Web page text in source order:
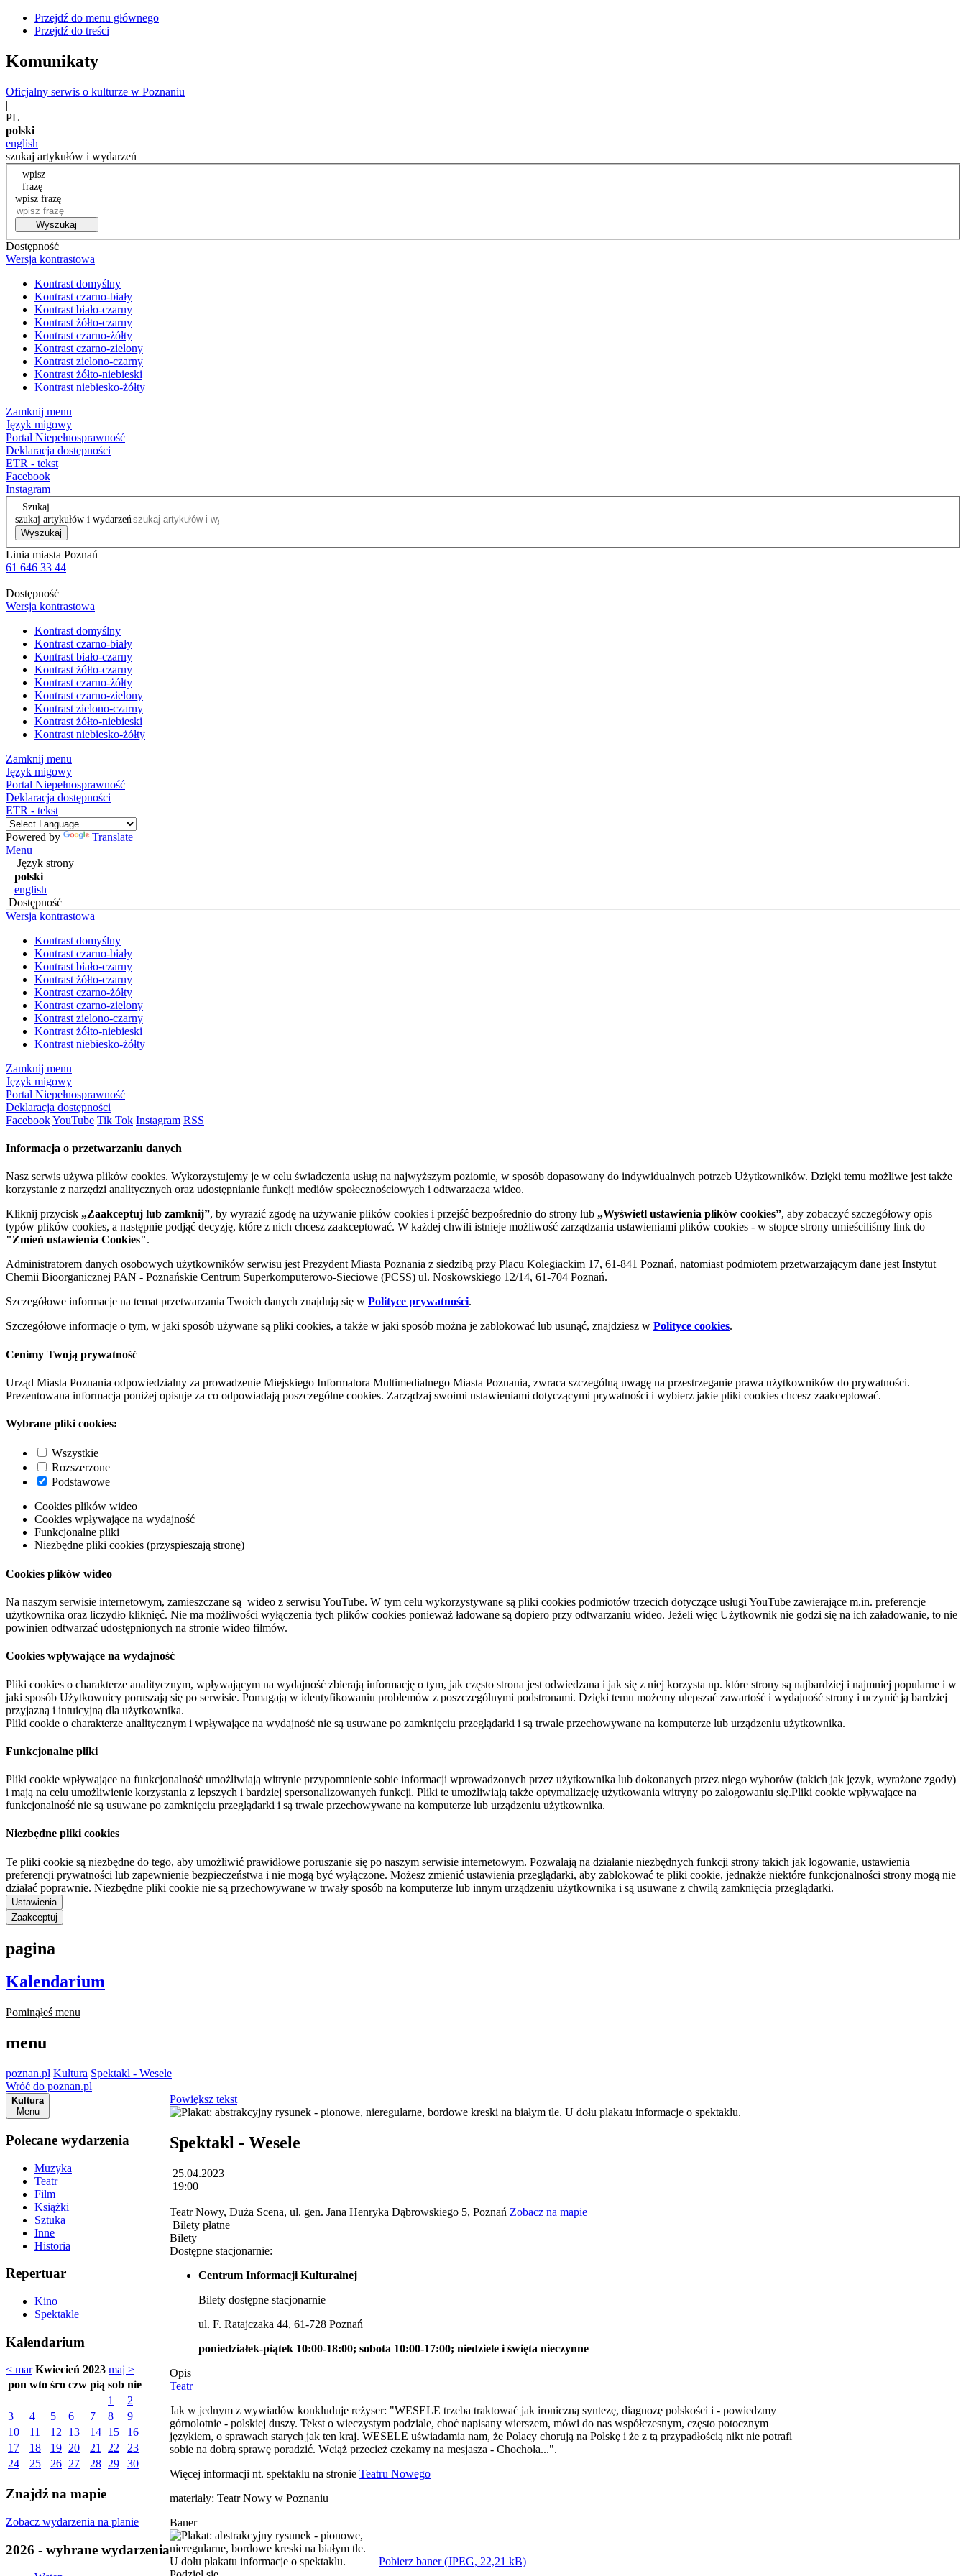
Przejdź do menu głównego
Przejdź do treści
Komunikaty
Oficjalny serwis o kulturze w Poznaniu
|
PL
polski
english
szukaj artykułów i wydarzeń
wpisz
frazę
wpisz frazę
Wyszukaj
Dostępność
Wersja kontrastowa
Kontrast domyślny
Kontrast czarno-biały
Kontrast biało-czarny
Kontrast żółto-czarny
Kontrast czarno-żółty
Kontrast czarno-zielony
Kontrast zielono-czarny
Kontrast żółto-niebieski
Kontrast niebiesko-żółty
Zamknij menu
Język migowy
Portal Niepełnosprawność
Deklaracja dostępności
ETR - tekst
Facebook
Instagram
Szukaj
szukaj artykułów i wydarzeń
Wyszukaj
Linia miasta Poznań
61 646 33 44
Dostępność
Wersja kontrastowa
Kontrast domyślny
Kontrast czarno-biały
Kontrast biało-czarny
Kontrast żółto-czarny
Kontrast czarno-żółty
Kontrast czarno-zielony
Kontrast zielono-czarny
Kontrast żółto-niebieski
Kontrast niebiesko-żółty
Zamknij menu
Język migowy
Portal Niepełnosprawność
Deklaracja dostępności
ETR - tekst
Powered by
Translate
Menu
Język strony
polski
english
Dostępność
Wersja kontrastowa
Kontrast domyślny
Kontrast czarno-biały
Kontrast biało-czarny
Kontrast żółto-czarny
Kontrast czarno-żółty
Kontrast czarno-zielony
Kontrast zielono-czarny
Kontrast żółto-niebieski
Kontrast niebiesko-żółty
Zamknij menu
Język migowy
Portal Niepełnosprawność
Deklaracja dostępności
FacebookYouTube Tik Tok Instagram RSS
Informacja o przetwarzaniu danych
Nasz serwis używa plików cookies. Wykorzystujemy je w celu świadczenia usług na najwyższym poziomie, w sposób dopasowany do indywidualnych potrzeb Użytkowników. Dzięki temu możliwe jest także
korzystanie z narzędzi analitycznych oraz udostępnianie funkcji mediów społecznościowych i odtwarzacza wideo.
Kliknij przycisk „Zaakceptuj lub zamknij”, by wyrazić zgodę na używanie plików cookies i przejść bezpośrednio do strony lub „Wyświetl ustawienia plików cookies”, aby zobaczyć szczegółowy opis
typów plików cookies, a następnie podjąć decyzję, które z nich chcesz zaakceptować. W każdej chwili istnieje możliwość zarządzania ustawieniami plików cookies - w stopce strony umieściliśmy link do
"Zmień ustawienia Cookies".
Administratorem danych osobowych użytkowników serwisu jest Prezydent Miasta Poznania z siedzibą przy Placu Kolegiackim 17, 61-841 Poznań, natomiast podmiotem przetwarzającym dane jest Instytut
Chemii Bioorganicznej PAN - Poznańskie Centrum Superkomputerowo-Sieciowe (PCSS) ul. Noskowskiego 12/14, 61-704 Poznań.
Szczegółowe informacje na temat przetwarzania Twoich danych znajdują się w Polityce prywatności.
Szczegółowe informacje o tym, w jaki sposób używane są pliki cookies, a także w jaki sposób można je zablokować lub usunąć, znajdziesz w Polityce cookies.
Cenimy Twoją prywatność
Urząd Miasta Poznania odpowiedzialny za prowadzenie Miejskiego Informatora Multimedialnego Miasta Poznania, zwraca szczególną uwagę na przestrzeganie prawa użytkowników do prywatności.
Prezentowana informacja poniżej opisuje za co odpowiadają poszczególne cookies. Zarządzaj swoimi ustawieniami dotyczącymi prywatności i wybierz jakie pliki cookies chcesz zaakceptować.
Wybrane pliki cookies:
Wszystkie
Rozszerzone
Podstawowe
Cookies plików wideo
Cookies wpływające na wydajność
Funkcjonalne pliki
Niezbędne pliki cookies (przyspieszają stronę)
Cookies plików wideo
Na naszym serwisie internetowym, zamieszczane są wideo z serwisu YouTube. W tym celu wykorzystywane są pliki cookies podmiotów trzecich dotyczące usługi YouTube zawierające m.in. preferencje
użytkownika oraz liczydło kliknięć. Nie ma możliwości wyłączenia tych plików cookies ponieważ ładowane są dopiero przy odtwarzaniu wideo. Jeżeli więc Użytkownik nie godzi się na ich załadowanie, to nie
powinien odtwarzać udostępnionych na stronie wideo filmów.
Cookies wpływające na wydajność
Pliki cookies o charakterze analitycznym, wpływającym na wydajność zbierają informację o tym, jak często strona jest odwiedzana i jak się z niej korzysta np. które strony są najbardziej i najmniej popularne i w
jaki sposób Użytkownicy poruszają się po serwisie. Pomagają w identyfikowaniu problemów z poszczególnymi podstronami. Dzięki temu możemy ulepszać zawartość i wydajność strony i uczynić ją bardziej
przyjazną i intuicyjną dla użytkownika.
Pliki cookie o charakterze analitycznym i wpływające na wydajność nie są usuwane po zamknięciu przeglądarki i są trwale przechowywane na komputerze lub urządzeniu użytkownika.
Funkcjonalne pliki
Pliki cookie wpływające na funkcjonalność umożliwiają witrynie przypomnienie sobie informacji wprowadzonych przez użytkownika lub dokonanych przez niego wyborów (takich jak język, wyrażone zgody)
i mają na celu umożliwienie korzystania z lepszych i bardziej spersonalizowanych funkcji. Pliki te umożliwiają także optymalizację użytkowania witryny po zalogowaniu się.Pliki cookie wpływające na
funkcjonalność nie są usuwane po zamknięciu przeglądarki i są trwale przechowywane na komputerze lub urządzeniu użytkownika.
Niezbędne pliki cookies
Te pliki cookie są niezbędne do tego, aby umożliwić prawidłowe poruszanie się po naszym serwisie internetowym. Pozwalają na działanie niezbędnych funkcji strony takich jak logowanie, ustawienia
preferencji prywatności lub zapewnienie bezpieczeństwa i nie mogą być wyłączone. Możesz zmienić ustawienia przeglądarki, aby zablokować te pliki cookie, jednakże niektóre funkcjonalności strony mogą nie
działać poprawnie. Niezbędne pliki cookie nie są przechowywane w trwały sposób na komputerze lub innym urządzeniu użytkownika i są usuwane z chwilą zamknięcia przeglądarki.
Ustawienia
Zaakceptuj
pagina
Kalendarium
Pominąłeś menu
menu
poznan.pl Kultura Spektakl - Wesele
Wróć do poznan.pl
Kultura
Menu
Polecane wydarzenia
Muzyka
Teatr
Film
Książki
Sztuka
Inne
Historia
Repertuar
Kino
Spektakle
Kalendarium
< mar Kwiecień 2023 maj >
pon wto śro czw pią sob nie
1
2
3
4 5 6 7 8
9
10
11 12 13 14 15
16
17
18 19 20 21 22
23
24
25 26 27 28 29 30
Znajdź na mapie
Zobacz wydarzenia na planie
2026 - wybrane wydarzenia
Powiększ tekst
Spektakl - Wesele
25.04.2023
19:00
Teatr Nowy, Duża Scena, ul. gen. Jana Henryka Dąbrowskiego 5, Poznań Zobacz na mapie
Bilety płatne
Bilety
Dostępne stacjonarnie:
Centrum Informacji Kulturalnej
Bilety dostępne stacjonarnie
ul. F. Ratajczaka 44, 61-728 Poznań
poniedziałek-piątek 10:00-18:00; sobota 10:00-17:00; niedziele i święta nieczynne
Opis
Teatr
Jak w jednym z wywiadów konkluduje reżyser: "WESELE trzeba traktować jak ironiczną syntezę, diagnozę polskości i - powiedzmy
górnolotnie - polskiej duszy. Tekst o wieczystym podziale, choć napisany wierszem, mówi do nas współczesnym, często potocznym
językiem, o sprawach starych jak ten kraj. WESELE uświadamia nam, że Polacy chorują na Polskę i że z tą przypadłością nikt nie potrafi
sobie na dobrą sprawę poradzić. Wciąż przecież czekamy na mesjasza - Chochoła...".
Więcej informacji nt. spektaklu na stronie Teatru Nowego
materiały: Teatr Nowy w Poznaniu
Baner
Pobierz baner (JPEG, 22,21 kB)